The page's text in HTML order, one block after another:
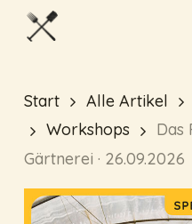
Skip
content
Start Alle Artikel
Workshops
Das
Gärtnerei · 26.09.2026
Deine E-
Deine